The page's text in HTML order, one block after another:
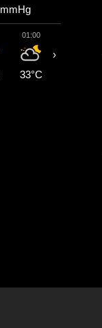
mmHg
01:00
33°C
›